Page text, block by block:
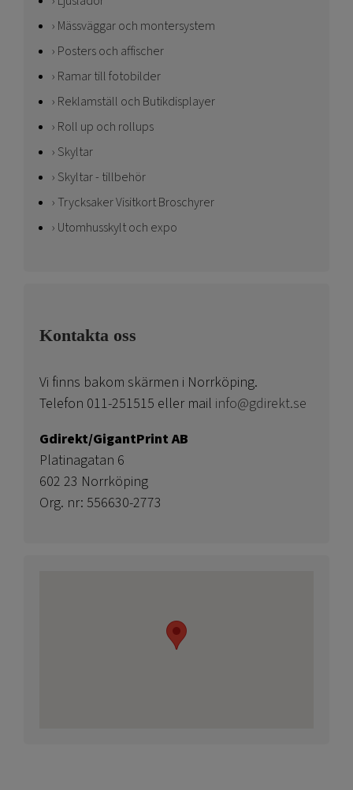
Mässväggar och montersystem
Posters och affischer
Ramar till fotobilder
Reklamställ och Butikdisplayer
Roll up och rollups
Skyltar
Skyltar - tillbehör
Trycksaker Visitkort Broschyrer
Utomhusskylt och expo
Kontakta oss
Vi finns bakom skärmen i Norrköping.
Telefon 011-251515 eller mail info@gdirekt.se
Gdirekt/GigantPrint AB
Platinagatan 6
602 23 Norrköping
Org. nr: 556630-2773